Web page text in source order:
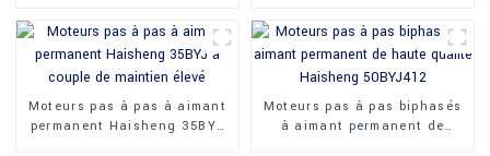
35BY35J
Moteurs pas à pas à aimant
permanent Haisheng 35BYJ
Moteurs pas à pas biphasés
à aimant permanent de